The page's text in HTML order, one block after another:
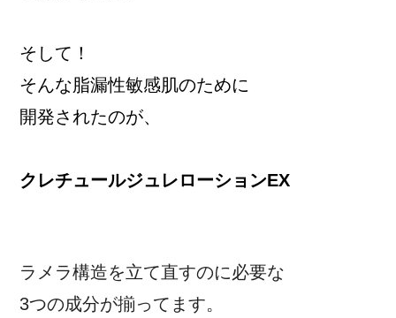
そして！
そんな脂漏性敏感肌のために
開発されたのが、
クレチュールジュレローションEX
ラメラ構造を立て直すのに必要な
3つの成分が揃ってます。